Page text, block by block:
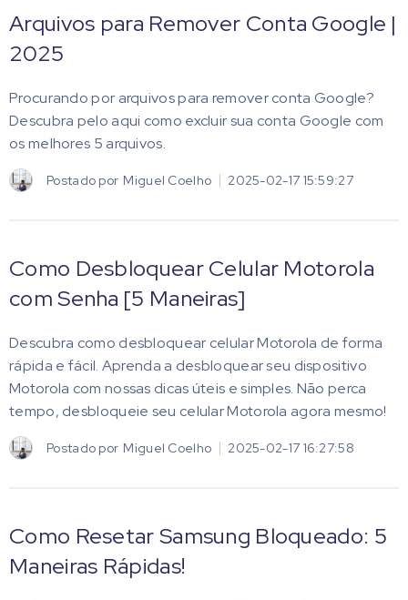
Arquivos para Remover Conta Google |
2025
Procurando por arquivos para remover conta Google?
Descubra pelo aqui como excluir sua conta Google com
os melhores 5 arquivos.
Postado por Miguel Coelho 2025-02-17 15:59:27
Como Desbloquear Celular Motorola
com Senha [5 Maneiras]
Descubra como desbloquear celular Motorola de forma
rápida e fácil. Aprenda a desbloquear seu dispositivo
Motorola com nossas dicas úteis e simples. Não perca
tempo, desbloqueie seu celular Motorola agora mesmo!
Postado por Miguel Coelho 2025-02-17 16:27:58
Como Resetar Samsung Bloqueado: 5
Maneiras Rápidas!